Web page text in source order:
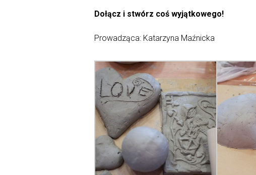
Dołącz i stwórz coś wyjątkowego!
Prowadząca: Katarzyna Maźnicka